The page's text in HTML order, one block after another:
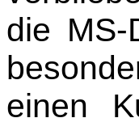
die MS-
einen